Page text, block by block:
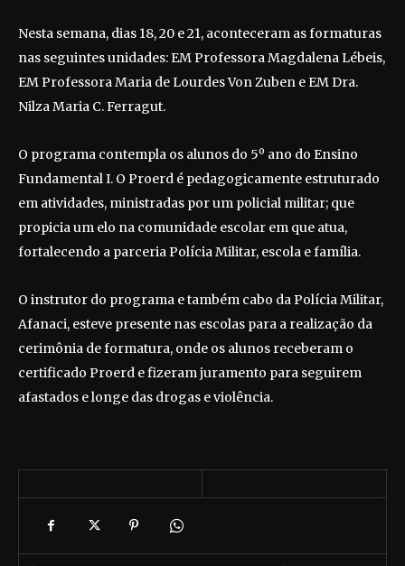
Nesta semana, dias 18, 20 e 21, aconteceram as formaturas
nas seguintes unidades: EM Professora Magdalena Lébeis,
EM Professora Maria de Lourdes Von Zuben e EM Dra.
Nilza Maria C. Ferragut.
O programa contempla os alunos do 5º ano do Ensino
Fundamental I. O Proerd é pedagogicamente estruturado
em atividades, ministradas por um policial militar; que
propicia um elo na comunidade escolar em que atua,
fortalecendo a parceria Polícia Militar, escola e família.
O instrutor do programa e também cabo da Polícia Militar,
Afanaci, esteve presente nas escolas para a realização da
cerimônia de formatura, onde os alunos receberam o
certificado Proerd e fizeram juramento para seguirem
afastados e longe das drogas e violência.